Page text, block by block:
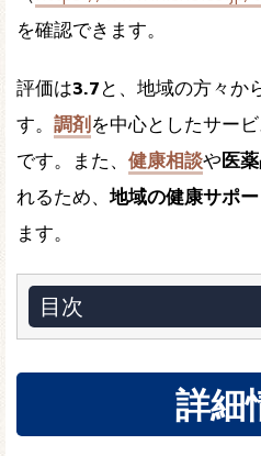
を確認できます。
評価は3.7 と、地域の方々か
す。 調剤 を中心としたサービ
です。また、 健康相談や医
れるため、 地域の健康サポー
ます。
目次
詳細